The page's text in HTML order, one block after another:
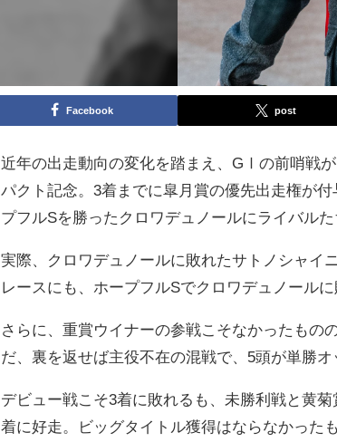
Facebook post
近年の出走動向の変化を踏まえ、GⅠの前哨戦
パクト記念。3着までに皐月賞の優先出走権が
プフルSを勝ったクロワデュノールにライバル
実際、クロワデュノールに敗れたサトノシャイ
レースにも、ホープフルSでクロワデュノールに
さらに、重賞ウイナーの参戦こそなかったもの
だ、裏を返せば主役不在の混戦で、5頭が単勝
デビュー戦こそ3着に敗れるも、未勝利戦と黄
着に好走。ビッグタイトル獲得はならなかった